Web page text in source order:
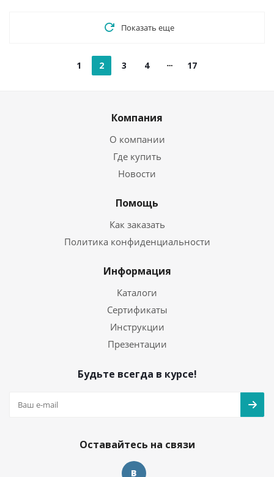
Показать еще
1 2 3 4 17
Компания
О компании
Где купить
Новости
Помощь
Как заказать
Политика конфиденциальности
Информация
Каталоги
Сертификаты
Инструкции
Презентации
Будьте всегда в курсе!
Оставайтесь на связи